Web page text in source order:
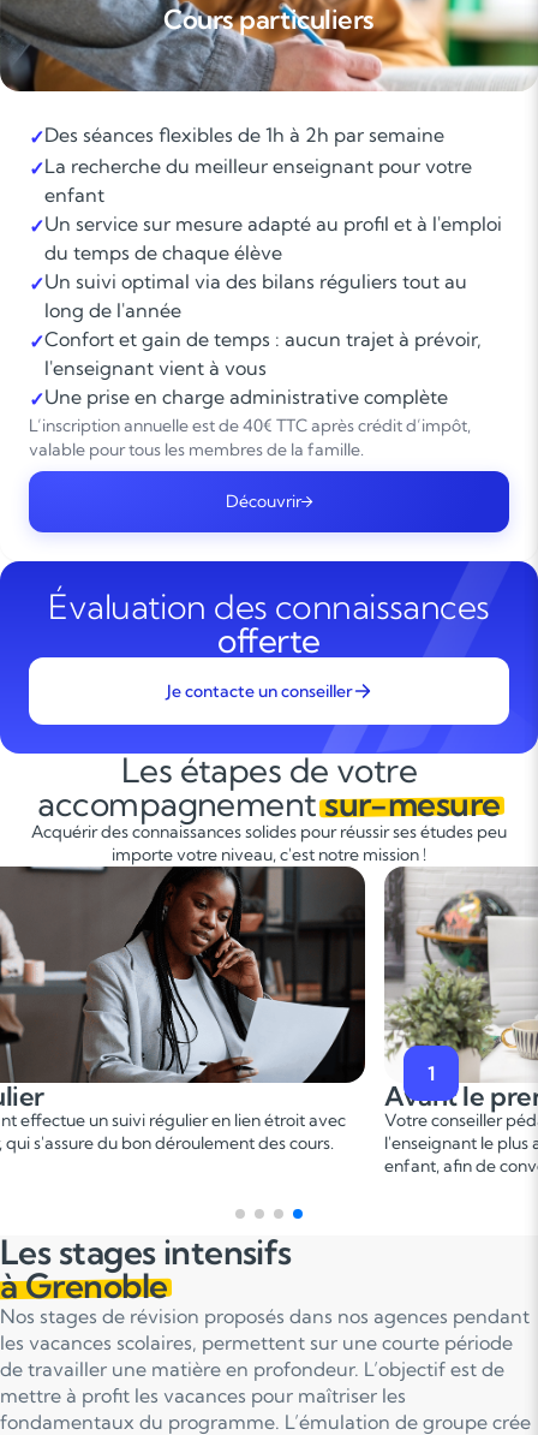
Cours particuliers
✓Des séances flexibles de 1h à 2h par semaine
✓La recherche du meilleur enseignant pour votre
enfant
✓Un service sur mesure adapté au profil et à l'emploi
du temps de chaque élève
✓Un suivi optimal via des bilans réguliers tout au
long de l'année
✓Confort et gain de temps : aucun trajet à prévoir,
l'enseignant vient à vous
✓Une prise en charge administrative complète
L’inscription annuelle est de 40€ TTC après crédit d’impôt,
valable pour tous les membres de la famille.
Découvrir
Évaluation des connaissances
offerte
Je contacte un conseiller
Les étapes de votre
accompagnementsur-mesure
Acquérir des connaissances solides pour réussir ses études peu
importe votre niveau, c'est notre mission !
cours
pédagogique vous met en relation avec
adapté en fonction du profil de votre
2
Pendant le
Ce 1er cours permet
points forts et de
sur le programme.
Les stages intensifs
à Grenoble
Nos stages de révision proposés dans nos agences pendant
les vacances scolaires, permettent sur une courte période
de travailler une matière en profondeur. L’objectif est de
mettre à profit les vacances pour maîtriser les
fondamentaux du programme. L’émulation de groupe crée